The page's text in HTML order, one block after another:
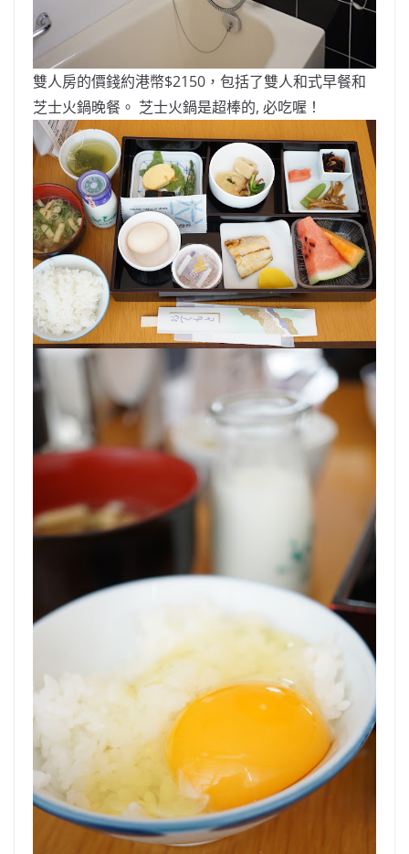
雙人房的價錢約港幣$2150，包括了雙人和式早餐和
芝士火鍋晚餐。 芝士火鍋是超棒的, 必吃喔！